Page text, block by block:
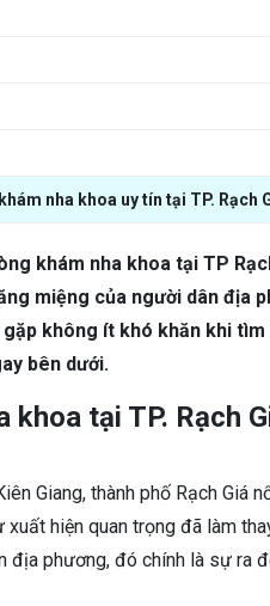
nha khoa uy tín tại TP. Rạch
khám nha khoa tại TP
miệng của người dân địa
không ít khó khăn khi
bên dưới.
khoa tại TP. Rạch
Giang, thành phố Rạch Giá
hiện quan trọng đã làm
phương, đó chính là sự ra